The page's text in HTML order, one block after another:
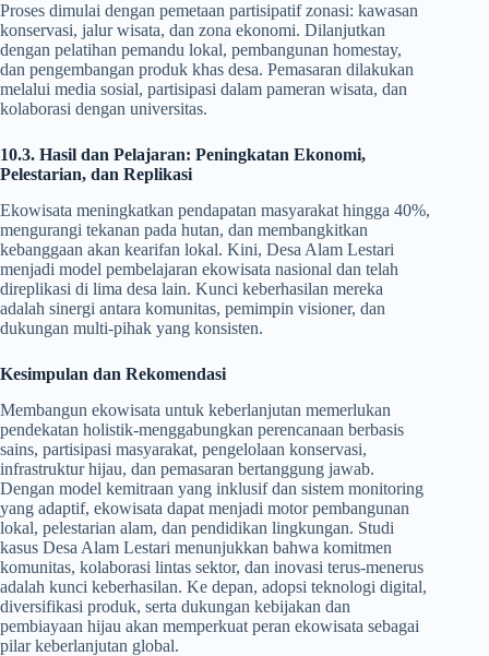
Proses dimulai dengan pemetaan partisipatif zonasi: kawasan
konservasi, jalur wisata, dan zona ekonomi. Dilanjutkan
dengan pelatihan pemandu lokal, pembangunan homestay,
dan pengembangan produk khas desa. Pemasaran dilakukan
melalui media sosial, partisipasi dalam pameran wisata, dan
kolaborasi dengan universitas.
10.3. Hasil dan Pelajaran: Peningkatan Ekonomi,
Pelestarian, dan Replikasi
Ekowisata meningkatkan pendapatan masyarakat hingga 40%,
mengurangi tekanan pada hutan, dan membangkitkan
kebanggaan akan kearifan lokal. Kini, Desa Alam Lestari
menjadi model pembelajaran ekowisata nasional dan telah
direplikasi di lima desa lain. Kunci keberhasilan mereka
adalah sinergi antara komunitas, pemimpin visioner, dan
dukungan multi-pihak yang konsisten.
Kesimpulan dan Rekomendasi
Membangun ekowisata untuk keberlanjutan memerlukan
pendekatan holistik-menggabungkan perencanaan berbasis
sains, partisipasi masyarakat, pengelolaan konservasi,
infrastruktur hijau, dan pemasaran bertanggung jawab.
Dengan model kemitraan yang inklusif dan sistem monitoring
yang adaptif, ekowisata dapat menjadi motor pembangunan
lokal, pelestarian alam, dan pendidikan lingkungan. Studi
kasus Desa Alam Lestari menunjukkan bahwa komitmen
komunitas, kolaborasi lintas sektor, dan inovasi terus-menerus
adalah kunci keberhasilan. Ke depan, adopsi teknologi digital,
diversifikasi produk, serta dukungan kebijakan dan
pembiayaan hijau akan memperkuat peran ekowisata sebagai
pilar keberlanjutan global.